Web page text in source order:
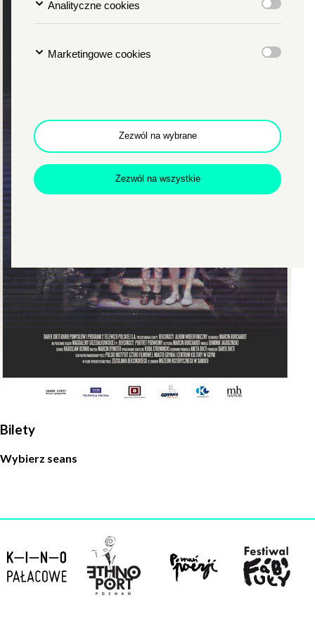
Dołącz do newslettera
POTWIERDŹ ADRES EMAIL
Wyrażam zgodę na przetwarzanie danych osobowych
w celu skorzystania z usługi newsletter.
Kultury ZAMEK z siedzibą w Poznaniu. Zapoznałem/am
się z informacjami dotyczącymi przetwarzania danych
osobowych, które są zawarte wPolityce prywatności
Bilety
Wybierz seans
Analityczne cookies
Marketingowe cookies
Zezwól na wybrane
Zezwól na wszystkie